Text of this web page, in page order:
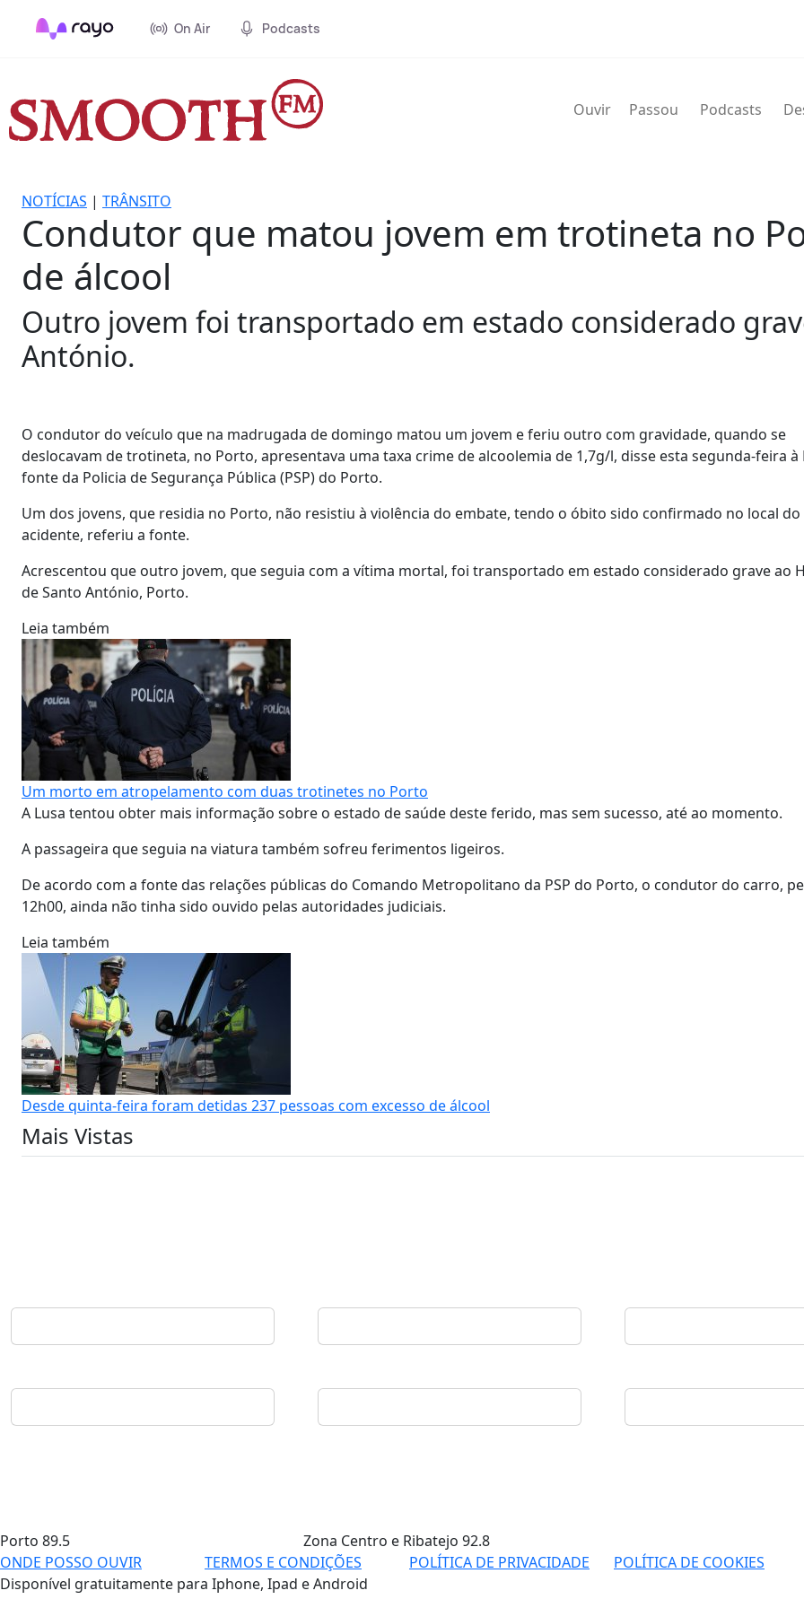
On Air Podcasts
Ouvir Passou Podcasts
NOTÍCIAS | TRÂNSITO
Condutor que matou jovem em trotineta no
de álcool
Outro jovem foi transportado em estado considerado
António.
O condutor do veículo que na madrugada de domingo matou um jovem e feriu outro com gravidade, quando se
deslocavam de trotineta, no Porto, apresentava uma taxa crime de alcoolemia de 1,7g/l, disse esta segunda-feira à
fonte da Policia de Segurança Pública (PSP) do Porto.
Um dos jovens, que residia no Porto, não resistiu à violência do embate, tendo o óbito sido confirmado no local do
acidente, referiu a fonte.
Acrescentou que outro jovem, que seguia com a vítima mortal, foi transportado em estado considerado grave ao
de Santo António, Porto.
Leia também
Um morto em atropelamento com duas trotinetes no Porto
A Lusa tentou obter mais informação sobre o estado de saúde deste ferido, mas sem sucesso, até ao momento.
A passageira que seguia na viatura também sofreu ferimentos ligeiros.
De acordo com a fonte das relações públicas do Comando Metropolitano da PSP do Porto, o condutor do carro,
12h00, ainda não tinha sido ouvido pelas autoridades judiciais.
Leia também
Desde quinta-feira foram detidas 237 pessoas com excesso de álcool
Mais Vistas
Porto 89.5 Zona Centro e Ribatejo 92.8
ONDE POSSO OUVIR
TERMOS E CONDIÇÕES POLÍTICA DE PRIVACIDADE
POLÍTICA DE COOKIES
Disponível gratuitamente para Iphone, Ipad e Android